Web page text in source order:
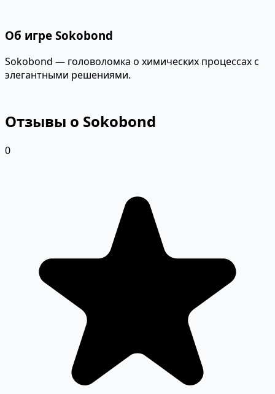
Об игре Sokobond
Sokobond — головоломка о химических процессах с
элегантными решениями.
Отзывы о Sokobond
0